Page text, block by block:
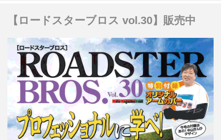
【ロードスターブロス vol.30】販売中